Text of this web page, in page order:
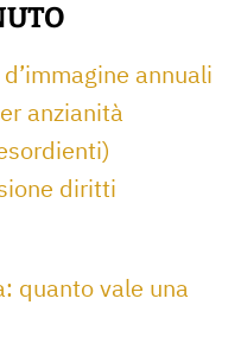
annuali
anzianità
diritti
quanto vale una